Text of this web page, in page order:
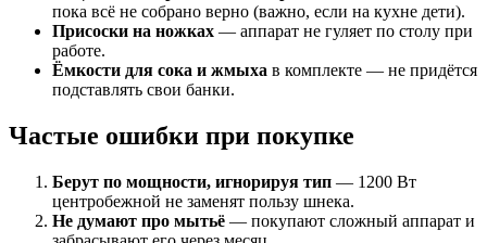
пока всё не собрано верно (важно, если на кухне дети).
Присоски на ножках — аппарат не гуляет по столу при
работе.
Ёмкости для сока и жмыха в комплекте — не придётся
подставлять свои банки.
Частые ошибки при покупке
Берут по мощности, игнорируя тип — 1200 Вт
центробежной не заменят пользу шнека.
Не думают про мытьё — покупают сложный аппарат и